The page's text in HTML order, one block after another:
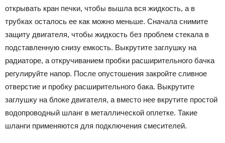
открывать кран печки, чтобы вышла вся жидкость, а в
трубках осталось ее как можно меньше. Сначала снимите
защиту двигателя, чтобы жидкость без проблем стекала в
подставленную снизу емкость. Выкрутите заглушку на
радиаторе, а откручиванием пробки расширительного бачка
регулируйте напор. После опустошения закройте сливное
отверстие и пробку расширительного бака. Выкрутите
заглушку на блоке двигателя, а вместо нее вкрутите простой
водопроводный шланг в металлической оплетке. Такие
шланги применяются для подключения смесителей.